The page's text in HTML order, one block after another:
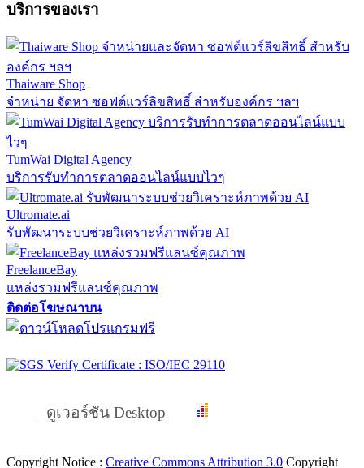
บริการของเรา
Thaiware Shop
จำหน่าย จัดหา ซอฟต์แวร์ลิขสิทธิ์ สำหรับองค์กร ฯลฯ
TumWai Digital Agency
บริการรับทำการตลาดออนไลน์แบบไวๆ
Ultromate.ai
รับพัฒนาระบบช่วยวิเคราะห์ภาพด้วย AI
FreelanceBay
แหล่งรวมฟรีแลนซ์คุณภาพ
ติดต่อโฆษณาบน
ดูเวอร์ชัน Desktop
Copyright Notice : Creative Commons Attribution 3.0 Copyright